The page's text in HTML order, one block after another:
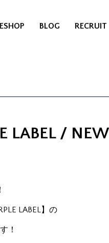
BLOG RECRUIT
LABEL / NEW
LABEL】の
！